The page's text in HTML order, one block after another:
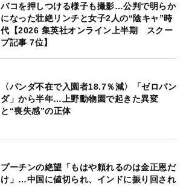
バコを押しつける様子も撮影…公判で明らか
になった壮絶リンチと女子2人の“陰キャ”時
代【2026 集英社オンライン上半期 スクー
プ記事 7位】
〈パンダ不在で入園者18.7％減〉「ゼロパン
ダ」から半年…上野動物園で起きた異変
と“喪失感”の正体
プーチンの絶望「もはや頼れるのは金正恩だ
け」…中国に値切られ、インドに振り回され